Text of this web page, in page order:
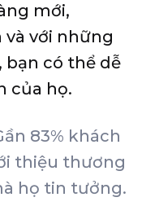
mới,
và với những
có thể dễ
của họ.
83% khách
thiệu thương
họ tin tưởng.